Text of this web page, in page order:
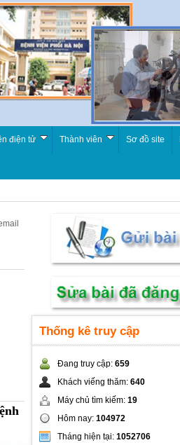
điện tử Thành viên Sơ đồ site
Thống kê truy cập
Đang truy cập: 659
Khách viếng thăm: 640
Máy chủ tìm kiếm: 19
Hôm nay: 104972
Tháng hiện tại: 1052706